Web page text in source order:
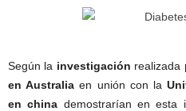
Según la investigación realizada
en Australia en unión con la
en china demostrarían en esta